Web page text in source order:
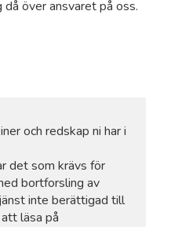
över ansvaret på oss.
och redskap ni har i
det som krävs för
bortforsling av
inte berättigad till
läsa på